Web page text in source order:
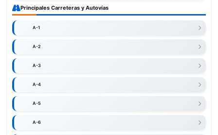
Principales Carreteras y Autovías
A-1
A-2
A-3
A-4
A-5
A-6